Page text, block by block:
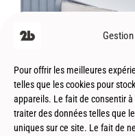
Pour offrir les meilleures
telles que les cookies pour
appareils. Le fait de consentir
traiter des données telles que
uniques sur ce site. Le fait de
Toulouse (31) –